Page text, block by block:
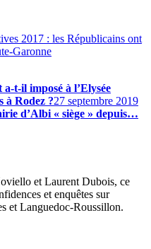
2017 : les Républicains ont
Garonne
t-il imposé à l’Elysée
à Rodez ?27 septembre 2019
d’Albi « siège » depuis…
et Laurent Dubois, ce
et enquêtes sur
et Languedoc-Roussillon.